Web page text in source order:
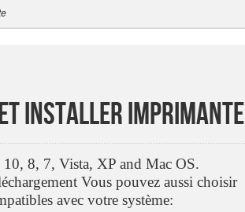
Et Installer Imprimante
8, 7, Vista, XP and Mac OS.
Vous pouvez aussi choisir
avec votre système: